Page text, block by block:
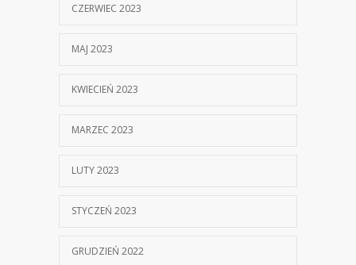
CZERWIEC 2023
MAJ 2023
KWIECIEŃ 2023
MARZEC 2023
LUTY 2023
STYCZEŃ 2023
GRUDZIEŃ 2022